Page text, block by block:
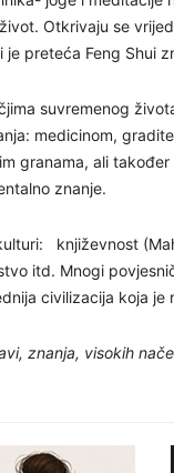
Otkrivaju se
je preteća Feng Shui
suvremenog
medicinom,
granama, ali
znanje.
književnost
itd. Mnogi
civilizacija koja je
znanja, visokih